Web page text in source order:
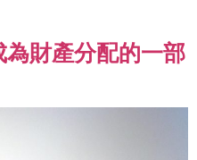
財產分配的一部